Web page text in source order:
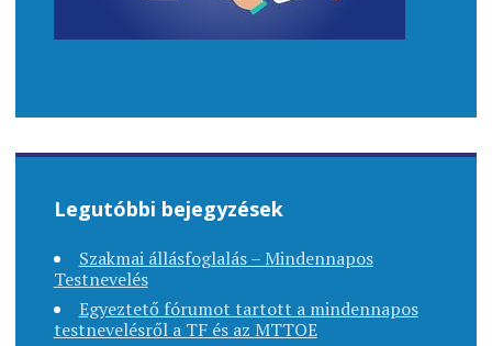
Legutóbbi bejegyzések
Szakmai állásfoglalás – Mindennapos
Testnevelés
Egyeztető fórumot tartott a mindennapos
testnevelésről a TF és az MTTOE